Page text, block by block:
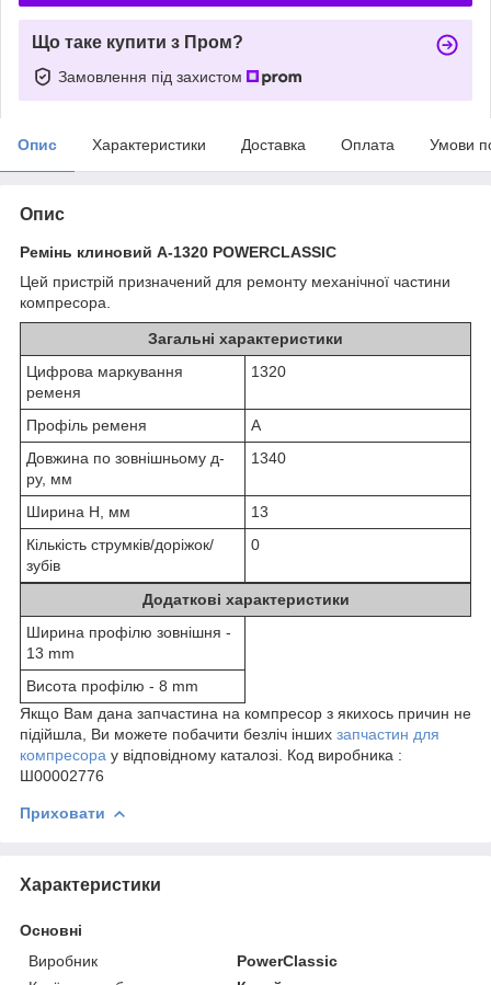
Що таке купити з Пром?
Замовлення під захистом
Опис Характеристики Доставка Оплата Умови
Опис
Ремінь клиновий А-1320 POWERCLASSIC
Цей пристрій призначений для ремонту механічної частини
компресора.
Загальні характеристики
Цифрова маркування
ременя
1320
Профіль ременя
А
Довжина по зовнішньому д-
ру, мм
1340
Ширина H, мм
13
Кількість струмків/доріжок/
зубів
0
Додаткові характеристики
Ширина профілю зовнішня -
13 mm
Висота профілю - 8 mm
Якщо Вам дана запчастина на компресор з якихось причин не
підійшла, Ви можете побачити безліч інших запчастин для
компресора у відповідному каталозі. Код виробника :
Ш00002776
Приховати
Характеристики
Основні
Виробник
PowerClassic